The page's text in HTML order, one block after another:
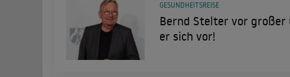
Bernd Stelter vor großer
er sich vor!
GESUNDHEITSREISE